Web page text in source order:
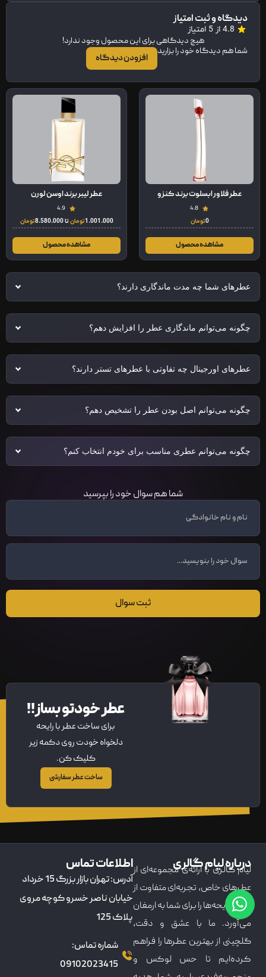
دیدگاه و ثبت امتیاز
4.8 از 5 امتیاز
هیچ دیدگاهی برای این محصول وجود ندارد!
شما هم دیدگاه خود را بزارید
افزودن دیدگاه
عطر فلاور ابسلوت برند کنزو
4.8
تومان
مشاهده محصول
عطر لیبر برند اوسن لورن
4.9
1.001.000تومانتا8.580.000تومان
مشاهده محصول
عطرهای شما چه مدت ماندگاری دارند؟
چگونه می‌توانم ماندگاری عطر را افزایش دهم؟
عطرهای اورجینال چه تفاوتی با عطرهای تستر دارند؟
چگونه می‌توانم اصل بودن عطر را تشخیص دهم؟
چگونه می‌توانم عطری مناسب برای خودم انتخاب کنم؟
شما هم سوال خود را بپرسید
ثبت سوال
عطر خودتو بساز!!
برای ساخت عطر با رایحه
دلخواه خودت روی دکمه زیر
کلیک کن.
ساخت عطر سفارشی
درباره لیام گالری
لیام گالری با ارائه‌ی مجموعه‌ای از
عطرهای خاص، تجربه‌ای متفاوت از
دنیای رایحه‌ها را برای شما به ارمغان
می‌آورد. ما با عشق و دقت،
گلچینی از بهترین عطرها را فراهم
کرده‌ایم تا حس لوکس و
اطلاعات تماس
آدرس: تهران بازار بزرگ 15 خرداد
خیابان ناصر خسرو کوچه مروی
پلاک 125
شماره تماس:
09102023415